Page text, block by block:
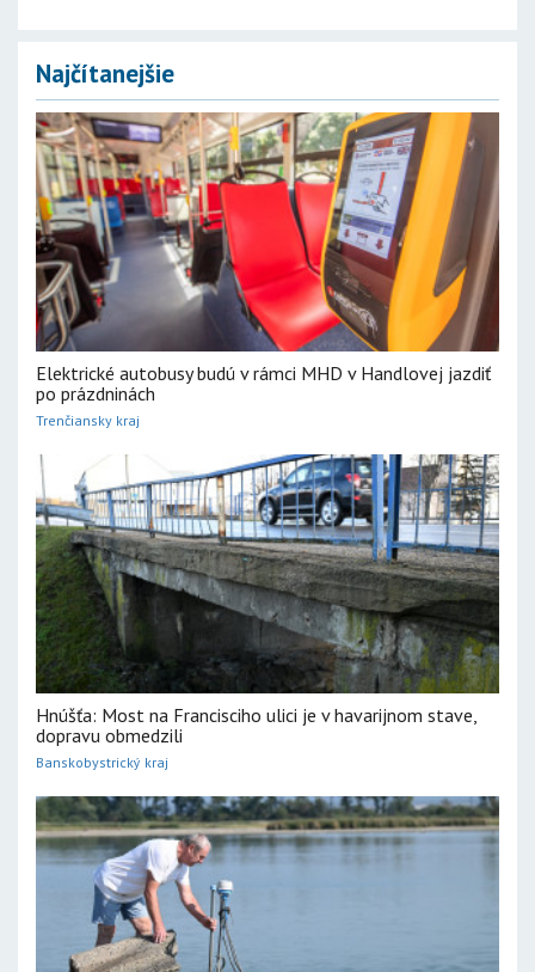
Najčítanejšie
Elektrické autobusy budú v rámci MHD v Handlovej jazdiť
po prázdninách
Trenčiansky kraj
Hnúšťa: Most na Francisciho ulici je v havarijnom stave,
dopravu obmedzili
Banskobystrický kraj